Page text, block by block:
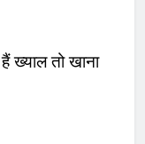
ख्याल तो खाना